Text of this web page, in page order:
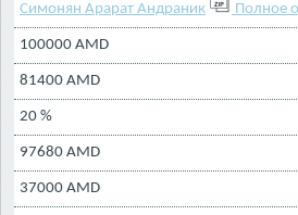
Симонян Арарат Андраник Полное
100000 AMD
81400 AMD
20 %
97680 AMD
37000 AMD